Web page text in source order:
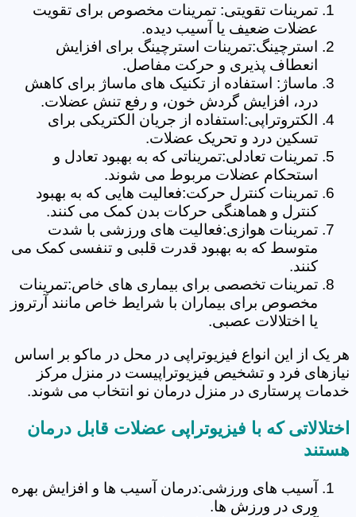
تمرینات تقویتی: تمرینات مخصوص برای تقویت
عضلات ضعیف یا آسیب دیده.
استرچینگ:تمرینات استرچینگ برای افزایش
انعطاف پذیری و حرکت مفاصل.
ماساژ: استفاده از تکنیک های ماساژ برای کاهش
درد، افزایش گردش خون، و رفع تنش عضلات.
الکتروتراپی:استفاده از جریان الکتریکی برای
تسکین درد و تحریک عضلات.
تمرینات تعادلی:تمریناتی که به بهبود تعادل و
استحکام عضلات مربوط می شوند.
تمرینات کنترل حرکت:فعالیت هایی که به بهبود
کنترل و هماهنگی حرکات بدن کمک می کنند.
تمرینات هوازی:فعالیت های ورزشی با شدت
متوسط که به بهبود قدرت قلبی و تنفسی کمک می
کنند.
تمرینات تخصصی برای بیماری های خاص:تمرینات
مخصوص برای بیماران با شرایط خاص مانند آرتروز
یا اختلالات عصبی.
هر یک از این انواع فیزیوتراپی در محل در ماکو بر اساس
نیازهای فرد و تشخیص فیزیوتراپیست در منزل مرکز
خدمات پرستاری در منزل درمان نو انتخاب می شوند.
اختلالاتی که با فیزیوتراپی عضلات قابل درمان
هستند
آسیب های ورزشی:درمان آسیب ها و افزایش بهره
وری در ورزش ها.